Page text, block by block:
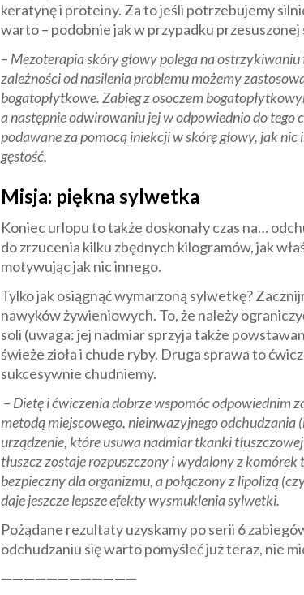
keratynę i proteiny. Za to jeśli potrzebujemy
warto – podobnie jak w przypadku
– Mezoterapia skóry głowy polega na
zależności od nasilenia problemu możemy
bogatopłytkowe. Zabieg z osoczem
a następnie odwirowaniu jej w odpowiednio do
podawane za pomocą iniekcji w skórę głowy, jak
gęstość.
Misja: piękna sylwetka
Koniec urlopu to także doskonały czas na…
do zrzucenia kilku zbędnych kilogramów, jak
motywując jak nic innego.
Tylko jak osiągnąć wymarzoną sylwetkę?
nawyków żywieniowych. To, że należy
soli (uwaga: jej nadmiar sprzyja także
świeże zioła i chude ryby. Druga sprawa to
sukcesywnie chudniemy.
– Dietę i ćwiczenia dobrze wspomóc odpowiednim
metodą miejscowego, nieinwazyjnego
urządzenie, które usuwa nadmiar tkanki
tłuszcz zostaje rozpuszczony i wydalony z komórek
bezpieczny dla organizmu, a połączony z lipolizą
daje jeszcze lepsze efekty wysmuklenia sylwetki.
Pożądane rezultaty uzyskamy po serii 6
odchudzaniu się warto pomyśleć już teraz, nie
————————————